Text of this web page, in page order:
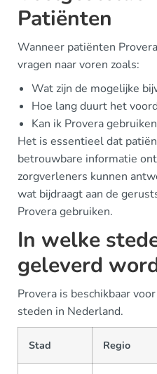
Patiënten
Wanneer patiënten
vragen naar voren zoals:
Wat zijn de mogelijke
Hoe lang duurt het
Kan ik Provera
Het is essentieel dat
betrouwbare informatie
zorgverleners kunnen
wat bijdraagt aan de
Provera gebruiken.
In welke
geleverd
Provera is beschikbaar
steden in Nederland.
Stad Regio